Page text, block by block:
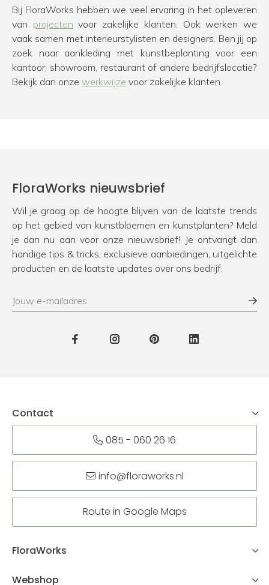
Bij FloraWorks hebben we veel ervaring in het opleveren
van projecten voor zakelijke klanten. Ook werken we
vaak samen met interieurstylisten en designers. Ben jij op
zoek naar aankleding met kunstbeplanting voor een
kantoor, showroom, restaurant of andere bedrijfslocatie?
Bekijk dan onze werkwijze voor zakelijke klanten.
FloraWorks nieuwsbrief
Wil je graag op de hoogte blijven van de laatste trends
op het gebied van kunstbloemen en kunstplanten? Meld
je dan nu aan voor onze nieuwsbrief! Je ontvangt dan
handige tips & tricks, exclusieve aanbiedingen, uitgelichte
producten en de laatste updates over ons bedrijf.
Contact
085 - 060 26 16
info@floraworks.nl
Route in Google Maps
FloraWorks
Webshop